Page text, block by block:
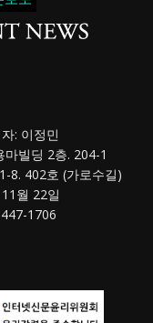
: 이정민
빌딩 2층. 204-1
8. 402호 (가로수길)
월 22일
1706